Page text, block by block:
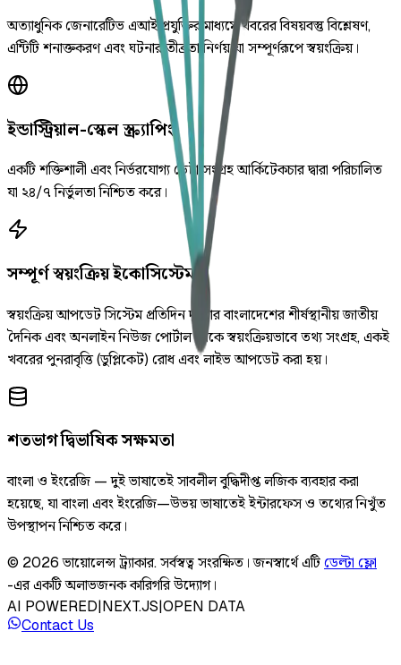
অত্যাধুনিক জেনারেটিভ এআই প্রযুক্তির মাধ্যমে খবরের বিষয়বস্তু বিশ্লেষণ,
এন্টিটি শনাক্তকরণ এবং ঘটনার তীব্রতা নির্ণয় যা সম্পূর্ণরূপে স্বয়ংক্রিয়।
ইন্ডাস্ট্রিয়াল-স্কেল স্ক্র্যাপিং
একটি শক্তিশালী এবং নির্ভরযোগ্য ডেটা সংগ্রহ আর্কিটেকচার দ্বারা পরিচালিত
যা ২৪/৭ নির্ভুলতা নিশ্চিত করে।
সম্পূর্ণ স্বয়ংক্রিয় ইকোসিস্টেম
স্বয়ংক্রিয় আপডেট সিস্টেম প্রতিদিন দুইবার বাংলাদেশের শীর্ষস্থানীয় জাতীয়
দৈনিক এবং অনলাইন নিউজ পোর্টাল থেকে স্বয়ংক্রিয়ভাবে তথ্য সংগ্রহ, একই
খবরের পুনরাবৃত্তি (ডুপ্লিকেট) রোধ এবং লাইভ আপডেট করা হয়।
শতভাগ দ্বিভাষিক সক্ষমতা
বাংলা ও ইংরেজি — দুই ভাষাতেই সাবলীল বুদ্ধিদীপ্ত লজিক ব্যবহার করা
হয়েছে, যা বাংলা এবং ইংরেজি—উভয় ভাষাতেই ইন্টারফেস ও তথ্যের নিখুঁত
উপস্থাপন নিশ্চিত করে।
© 2026 ভায়োলেন্স ট্র্যাকার.সর্বস্বত্ব সংরক্ষিত। জনস্বার্থে এটিডেল্টা ফ্লো
-এর একটি অলাভজনক কারিগরি উদ্যোগ।
AI POWERED|NEXT.JS|OPEN DATA
Contact Us